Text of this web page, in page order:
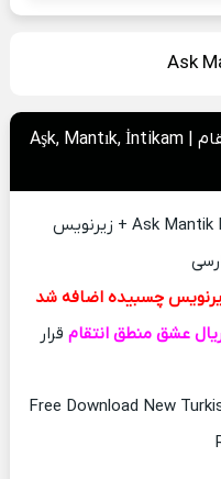
Ask
دانلود سریال عشق منطق انتقام | Aşk, Mantık, İntikam
سریال ترکی Ask Mantik Intikam + زیرنویس
قرار
Free Download New